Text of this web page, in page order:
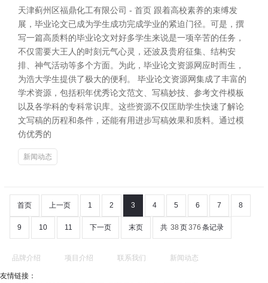
天津蓟州区福鼎化工有限公司 - 首页 跟着高校素养的束缚发
展，毕业论文已成为学生成功完成学业的紧迫门径。可是，撰
写一篇高质料的毕业论文对好多学生来说是一项辛苦的任务，
不仅需要大王人的时刻元气心灵，还波及贵府征集、结构安
排、神气活动等多个方面。为此，毕业论文资源网应时而生，
为浩大学生提供了极大的便利。 毕业论文资源网集成了丰富的
学术资源，包括积年优秀论文范文、写稿妙技、参考文件模板
以及各学科的专科常识库。这些资源不仅匡助学生快速了解论
文写稿的历程和条件，还能有用进步写稿效果和质料。通过模
仿优秀的
新闻动态
首页 上一页 1 2 3 4 5 6 7 8
9 10 11 下一页 末页 共 38 页376 条记录
品牌介绍 项目介绍 联系我们 新闻动态
友情链接：